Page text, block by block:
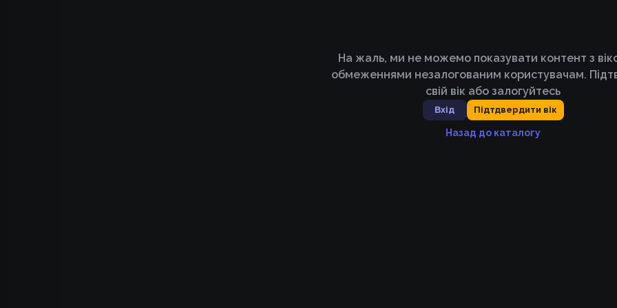
На жаль, ми не можемо показувати контент з
обмеженнями незалогованим користувачам.
свій вік або залогуйтесь
Вхід Підтдвердити вік
Назад до каталогу